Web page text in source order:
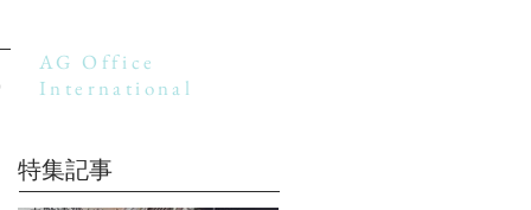
AG Office
International
特集記事